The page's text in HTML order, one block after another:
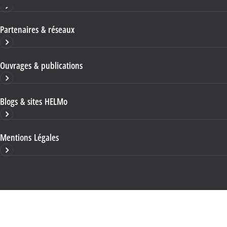
Partenaires & réseaux
Ouvrages & publications
Blogs & sites HELMo
Mentions Légales